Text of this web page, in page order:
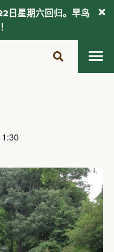
日星期六回归。早鸟